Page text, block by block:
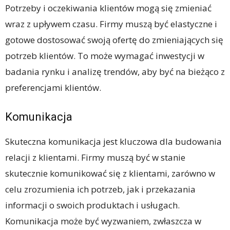
Potrzeby i oczekiwania klientów mogą się zmieniać
wraz z upływem czasu. Firmy muszą być elastyczne i
gotowe dostosować swoją ofertę do zmieniających się
potrzeb klientów. To może wymagać inwestycji w
badania rynku i analizę trendów, aby być na bieżąco z
preferencjami klientów.
Komunikacja
Skuteczna komunikacja jest kluczowa dla budowania
relacji z klientami. Firmy muszą być w stanie
skutecznie komunikować się z klientami, zarówno w
celu zrozumienia ich potrzeb, jak i przekazania
informacji o swoich produktach i usługach.
Komunikacja może być wyzwaniem, zwłaszcza w